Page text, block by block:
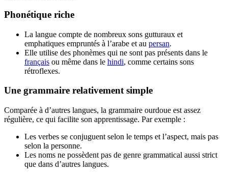
Phonétique riche
La langue compte de nombreux sons gutturaux et
emphatiques empruntés à l’arabe et au persan.
Elle utilise des phonèmes qui ne sont pas présents dans le
français ou même dans le hindi, comme certains sons
rétroflexes.
Une grammaire relativement simple
Comparée à d’autres langues, la grammaire ourdoue est assez
régulière, ce qui facilite son apprentissage. Par exemple :
Les verbes se conjuguent selon le temps et l’aspect, mais pas
selon la personne.
Les noms ne possèdent pas de genre grammatical aussi strict
que dans d’autres langues.